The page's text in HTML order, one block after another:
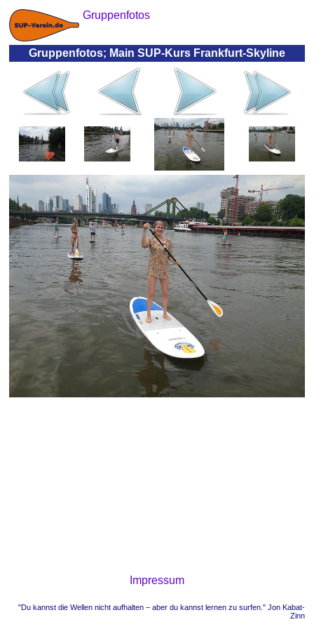
Gruppenfotos
Gruppenfotos; Main SUP-Kurs Frankfurt-Skyline
Impressum
"Du kannst die Wellen nicht aufhalten – aber du kannst lernen zu surfen." Jon Kabat-
Zinn